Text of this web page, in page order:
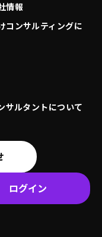
情報
コンサルティングに
サルタントについて
ログイン